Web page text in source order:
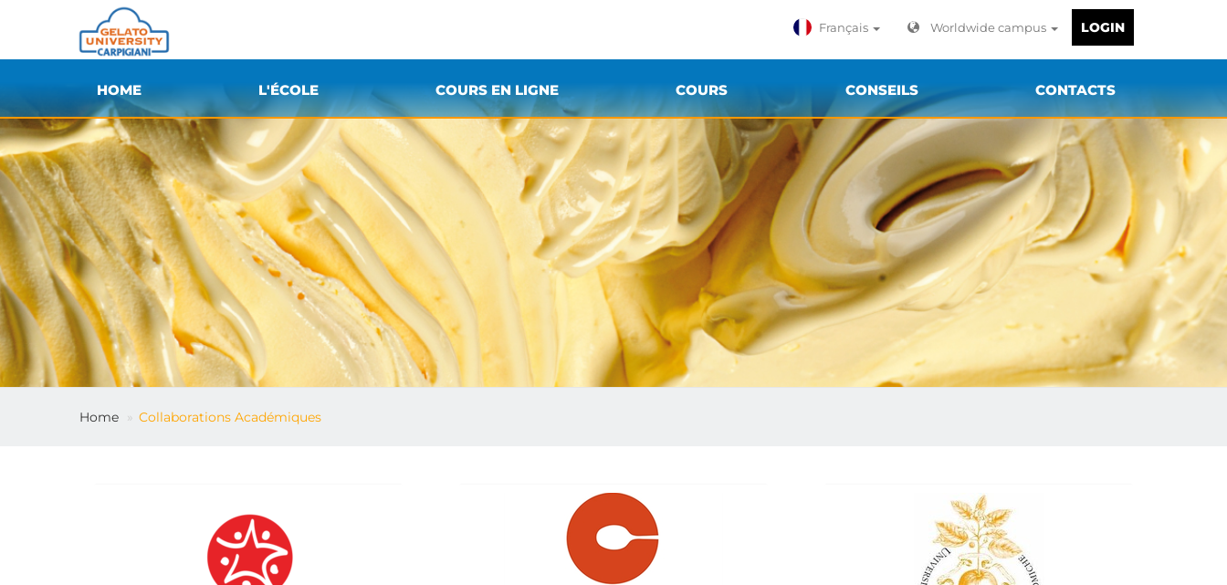
Français Worldwide campus LOGIN
HOME L'ÉCOLE COURS EN LIGNE COURS CONSEILS CONTACTS
Home Collaborations Académiques